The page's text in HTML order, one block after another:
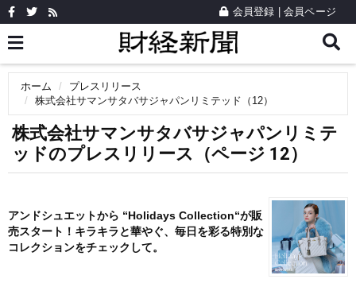
会員登録 会員ページ
ホーム
プレスリリース
株式会社サマンサタバサジャパンリミテッド（12）
株式会社サマンサタバサジャパンリミテ
ッドのプレスリリース（ページ 12）
アンドシュエットから “Holidays Collection“が販
売スタート！キラキラと華やぐ、毎日を彩る特別な
コレクションをチェックして。